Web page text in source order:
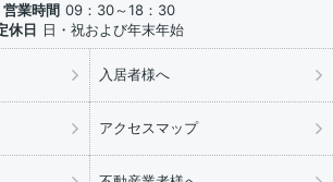
営業時間 09：30～18：30
休日 日・祝および年末年始
入居者様へ
アクセスマップ